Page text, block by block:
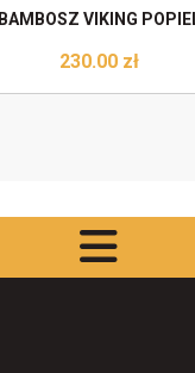
BAMBOSZ VIKING
230.00 zł